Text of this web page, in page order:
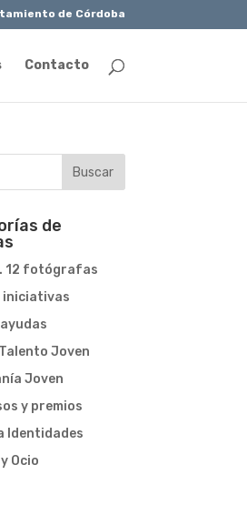
de Córdoba
Contacto
de
12 fotógrafas
iniciativas
Joven
Joven
y premios
Identidades
Ocio